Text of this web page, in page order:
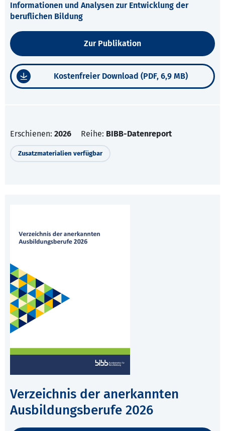
Informationen und Analysen zur Entwicklung der
beruflichen Bildung
Zur Publikation
Kostenfreier Download (PDF, 6,9 MB)
Erschienen: 2026 Reihe: BIBB-Datenreport
Zusatzmaterialien verfügbar
Verzeichnis der anerkannten
Ausbildungsberufe 2026